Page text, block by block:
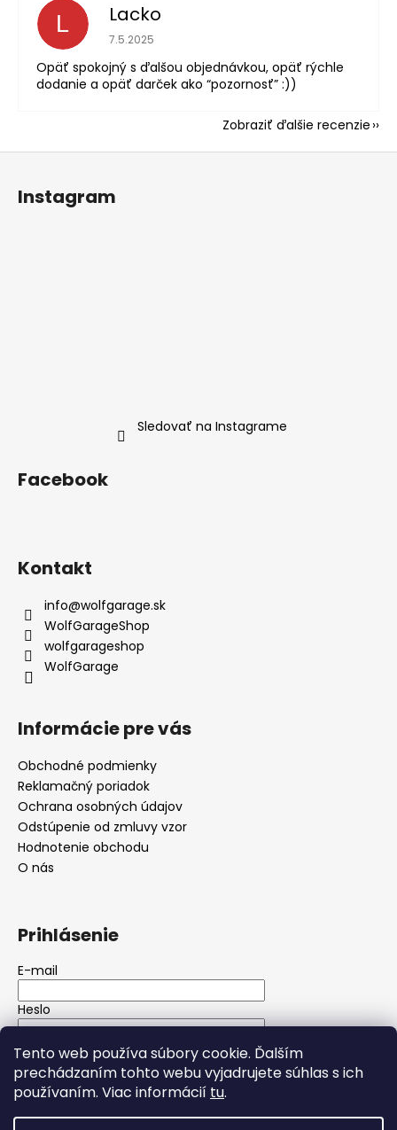
Tento web používa súbory cookie. Ďalším
prechádzaním tohto webu vyjadrujete súhlas s ich
používaním. Viac informácií tu.
L Lacko
Hodnotenie obchodu je 5 z 5 hviezdičiek.
7.5.2025
Opäť spokojný s ďalšou objednávkou, opäť rýchle
dodanie a opäť darček ako “pozornosť” :))
Zobraziť ďalšie recenzie
Z
Instagram
Sledovať na Instagrame
Facebook
Kontakt
info@wolfgarage.sk
WolfGarageShop
wolfgarageshop
WolfGarage
Informácie pre vás
Obchodné podmienky
Reklamačný poriadok
Ochrana osobných údajov
Odstúpenie od zmluvy vzor
Hodnotenie obchodu
O nás
Prihlásenie
E-mail
Heslo
PRIHLÁSIŤ SA
Nová registráciaZabudnuté heslo